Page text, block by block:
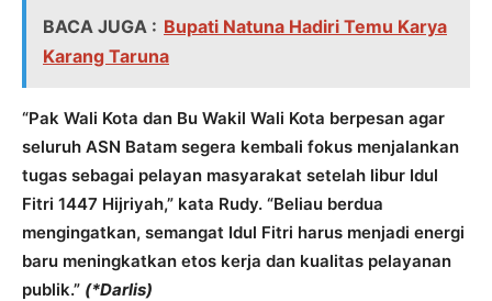
BACA JUGA : Bupati Natuna Hadiri Temu Karya
Karang Taruna
“Pak Wali Kota dan Bu Wakil Wali Kota berpesan agar
seluruh ASN Batam segera kembali fokus menjalankan
tugas sebagai pelayan masyarakat setelah libur Idul
Fitri 1447 Hijriyah,” kata Rudy. “Beliau berdua
mengingatkan, semangat Idul Fitri harus menjadi energi
baru meningkatkan etos kerja dan kualitas pelayanan
publik.” (*Darlis)